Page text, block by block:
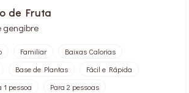
de Fruta
gengibre
Familiar
Baixas Calorias
Base de Plantas
Fácil e Rápida
1 pessoa Para 2 pessoas